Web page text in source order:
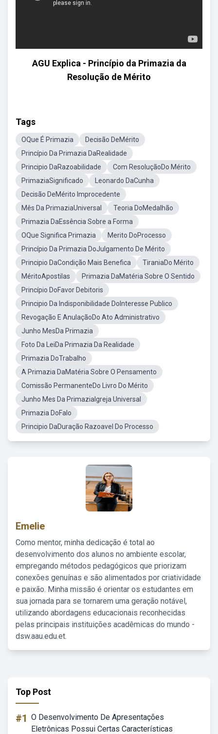
AGU Explica - Princípio da Primazia da
Resolução de Mérito
Tags
OQue É Primazia
Decisão DeMérito
Princípio Da Primazia DaRealidade
Principio DaRazoabilidade
Com ResoluçãoDo Mérito
PrimaziaSignificado
Leonardo DaCunha
Decisão DeMérito Improcedente
Mês Da PrimaziaUniversal
Teoria DoMedalhão
Primazia DaEssência Sobre a Forma
OQue Significa Primazia
Merito DoProcesso
Princípio Da Primazia DoJulgamento De Mérito
Principio DaCondição Mais Benefica
TiraniaDo Mérito
MéritoApostilas
Primazia DaMatéria Sobre O Sentido
Princípio DoFavor Debitoris
Principio Da Indisponibilidade DoInteresse Publico
Revogação E AnulaçãoDo Ato Administrativo
Junho MesDa Primazia
Foto Da LeiDa Primazia Da Realidade
Primazia DoTrabalho
A Primazia DaMatéria Sobre O Pensamento
Comissão PermanenteDo Livro Do Mérito
Junho Mes Da PrimaziaIgreja Universal
Primazia DoFalo
Principio DaDuração Razoavel Do Processo
Emelie
Como mentor, minha dedicação é total ao
desenvolvimento dos alunos no ambiente escolar,
empregando métodos pedagógicos que priorizam
conexões genuínas e são alimentados por criatividade
e paixão. Minha missão é orientar os estudantes em
sua jornada para se tornarem uma geração notável,
utilizando abordagens educacionais reconhecidas
pelas principais instituições acadêmicas do mundo -
dsw.aau.edu.et.
Top Post
#1 O Desenvolvimento De Apresentações
Eletrônicas Possui Certas Características